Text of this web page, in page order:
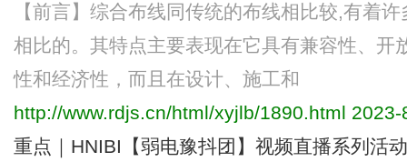
【前言】综合布线同传统的布线相比较,有着
相比的。其特点主要表现在它具有兼容性、开
性和经济性，而且在设计、施工和
http://www.rdjs.cn/html/xyjlb/1890.html 2023-
重点｜HNIBI【弱电豫抖团】视频直播系列活